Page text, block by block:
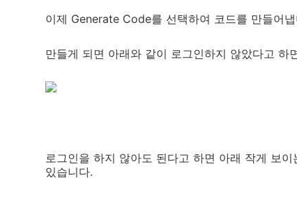
이제 Generate Code를 선택하여 코드를 만들어냅
만들게 되면 아래와 같이 로그인하지 않았다고 하
로그인을 하지 않아도 된다고 하면 아래 작게 보
있습니다.